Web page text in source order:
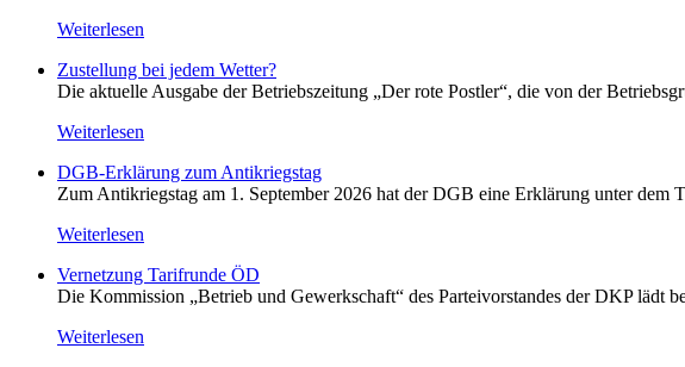
Weiterlesen
Zustellung bei jedem Wetter?
Die aktuelle Ausgabe der Betriebszeitung „Der rote Postler“, die von der
Weiterlesen
DGB-Erklärung zum Antikriegstag
Zum Antikriegstag am 1. September 2026 hat der DGB eine Erklärung unter
Weiterlesen
Vernetzung Tarifrunde ÖD
Die Kommission „Betrieb und Gewerkschaft“ des Parteivorstandes der DKP
Weiterlesen